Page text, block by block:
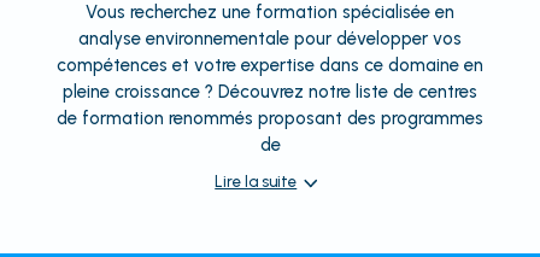
Vous recherchez une formation spécialisée en
analyse environnementale pour développer vos
compétences et votre expertise dans ce domaine en
pleine croissance ? Découvrez notre liste de centres
de formation renommés proposant des programmes
de
Lire la suite